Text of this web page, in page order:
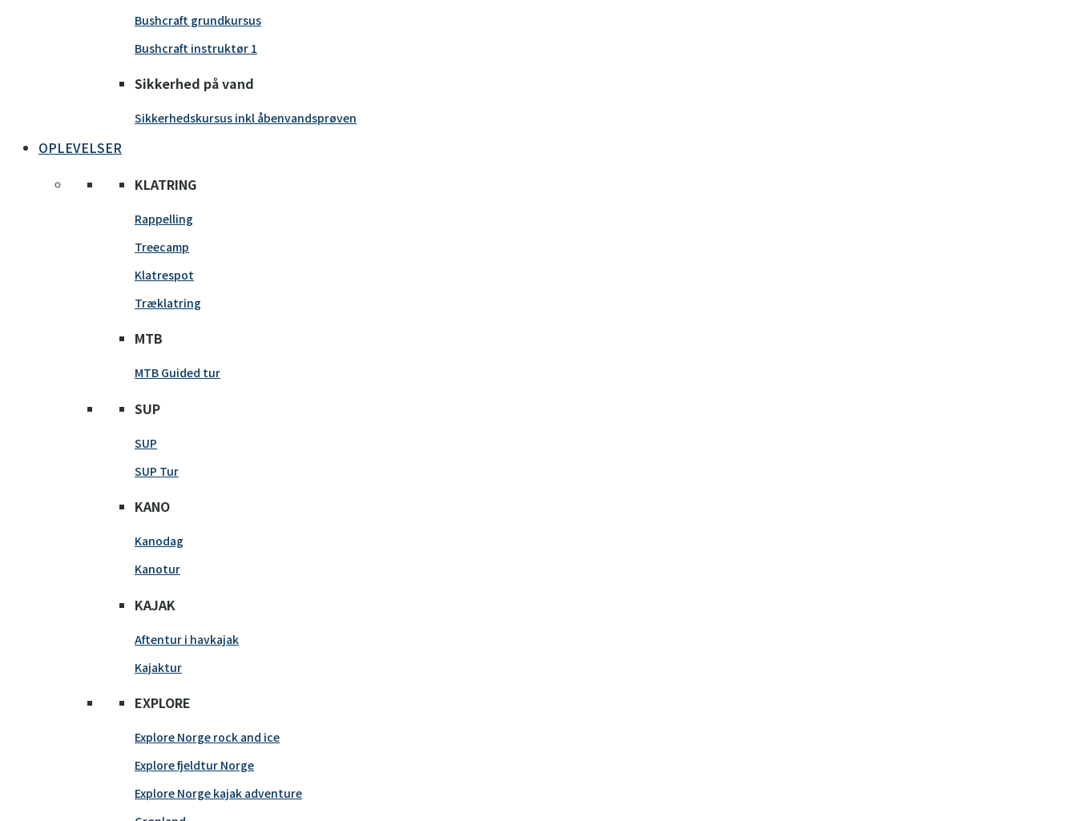
Bushcraft grundkursus
Bushcraft instruktør 1
Sikkerhed på vand
Sikkerhedskursus inkl åbenvandsprøven
OPLEVELSER
KLATRING
Rappelling
Treecamp
Klatrespot
Træklatring
MTB
MTB Guided tur
SUP
SUP
SUP Tur
KANO
Kanodag
Kanotur
KAJAK
Aftentur i havkajak
Kajaktur
EXPLORE
Explore Norge rock and ice
Explore fjeldtur Norge
Explore Norge kajak adventure